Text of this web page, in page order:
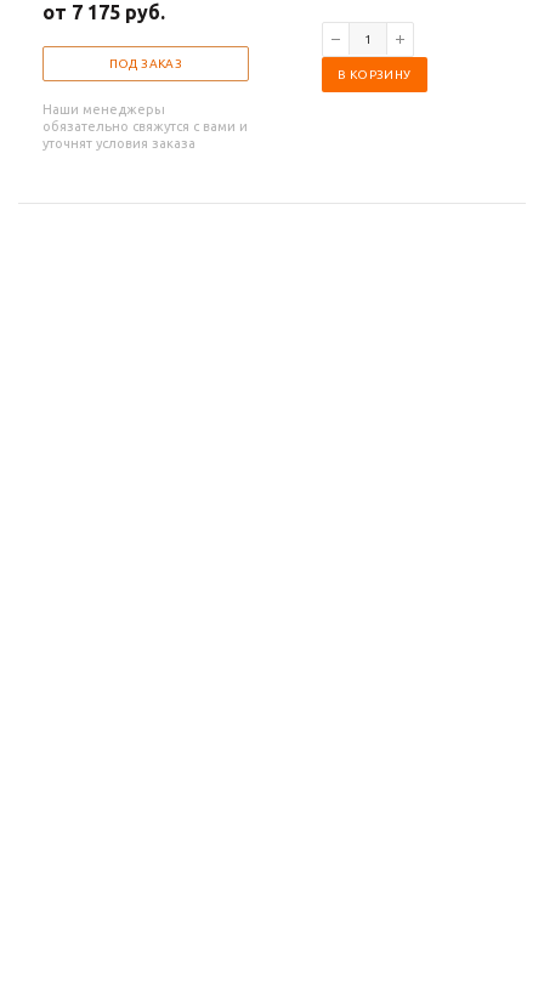
от 7 175 руб.
ПОД ЗАКАЗ
Наши менеджеры
обязательно свяжутся с вами и
уточнят условия заказа
В КОРЗИНУ